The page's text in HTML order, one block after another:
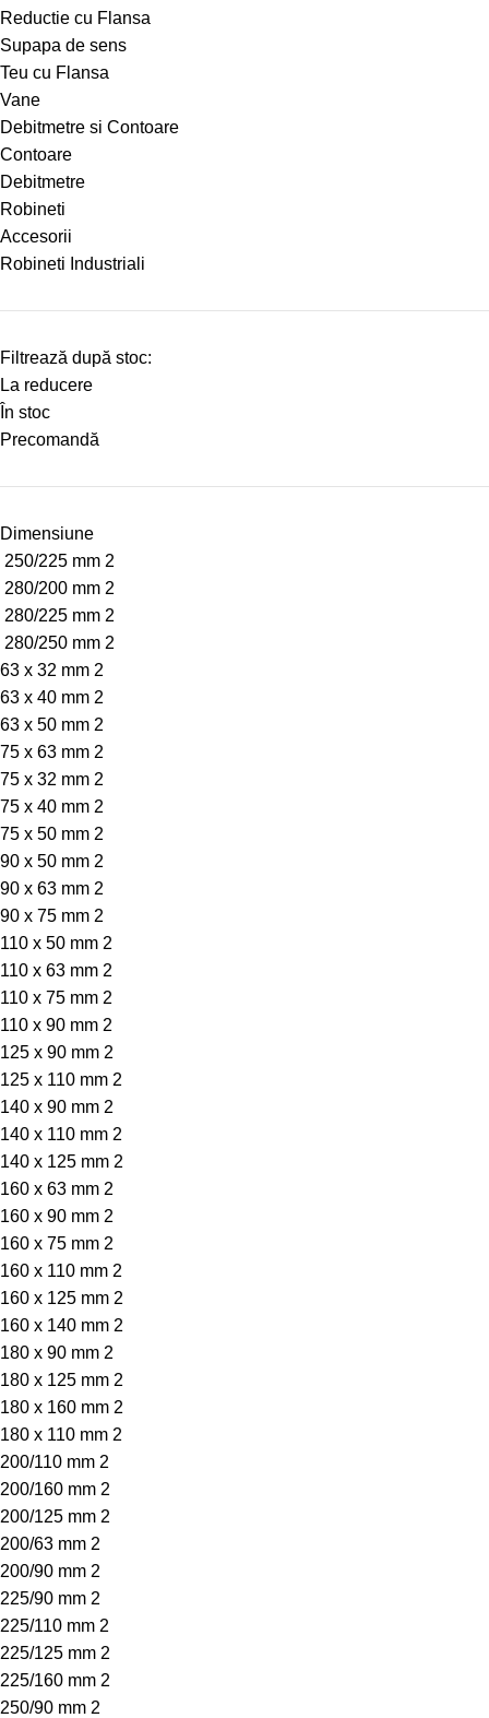
Reductie cu Flansa
Supapa de sens
Teu cu Flansa
Vane
Debitmetre si Contoare
Contoare
Debitmetre
Robineti
Accesorii
Robineti Industriali
Filtrează după stoc:
La reducere
În stoc
Precomandă
Dimensiune
250/225 mm 2
280/200 mm 2
280/225 mm 2
280/250 mm 2
63 x 32 mm 2
63 x 40 mm 2
63 x 50 mm 2
75 x 63 mm 2
75 x 32 mm 2
75 x 40 mm 2
75 x 50 mm 2
90 x 50 mm 2
90 x 63 mm 2
90 x 75 mm 2
110 x 50 mm 2
110 x 63 mm 2
110 x 75 mm 2
110 x 90 mm 2
125 x 90 mm 2
125 x 110 mm 2
140 x 90 mm 2
140 x 110 mm 2
140 x 125 mm 2
160 x 63 mm 2
160 x 90 mm 2
160 x 75 mm 2
160 x 110 mm 2
160 x 125 mm 2
160 x 140 mm 2
180 x 90 mm 2
180 x 125 mm 2
180 x 160 mm 2
180 x 110 mm 2
200/110 mm 2
200/160 mm 2
200/125 mm 2
200/63 mm 2
200/90 mm 2
225/90 mm 2
225/110 mm 2
225/125 mm 2
225/160 mm 2
250/90 mm 2